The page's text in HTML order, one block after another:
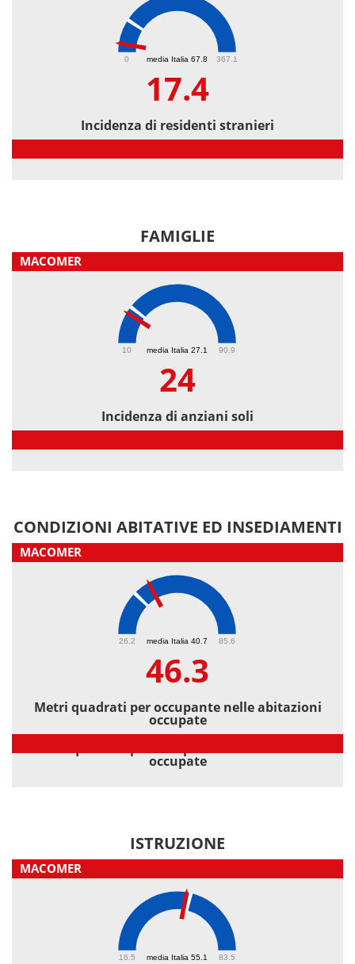
media Italia 67.8
0 367.1
17.4
Incidenza di residenti stranieri
FAMIGLIE
MACOMER
media Italia 27.1
10 90.9
24
Incidenza di anziani soli
CONDIZIONI ABITATIVE ED INSEDIAMENTI
MACOMER
media Italia 40.7
26.2 85.6
46.3
Metri quadrati per occupante nelle abitazioni
occupate
occupate
ISTRUZIONE
MACOMER
media Italia 55.1
16.5 83.5